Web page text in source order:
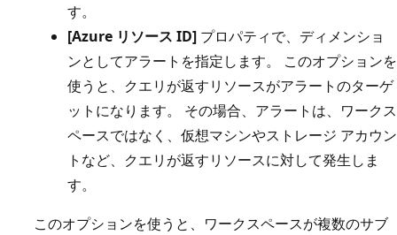
す。
[Azure リソース ID] プロパティで、ディメンショ
ンとしてアラートを指定します。 このオプションを
使うと、クエリが返すリソースがアラートのターゲ
ットになります。 その場合、アラートは、ワークス
ペースではなく、仮想マシンやストレージ アカウン
トなど、クエリが返すリソースに対して発生しま
す。
このオプションを使うと、ワークスペースが複数のサブ